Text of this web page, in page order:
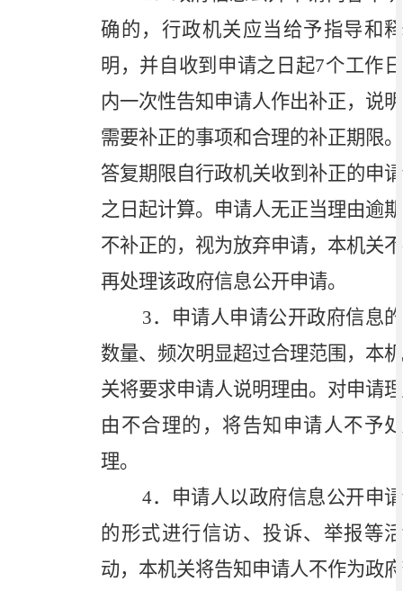
确的，行政机关应当给予指导和释
明，并自收到申请之日起7个工作日
内一次性告知申请人作出补正，说明
需要补正的事项和合理的补正期限。
答复期限自行政机关收到补正的申请
之日起计算。申请人无正当理由逾期
不补正的，视为放弃申请，本机关不
再处理该政府信息公开申请。
3．申请人申请公开政府信息的
数量、频次明显超过合理范围，本机
关将要求申请人说明理由。对申请理
由不合理的，将告知申请人不予处
理。
4．申请人以政府信息公开申请
的形式进行信访、投诉、举报等活
动，本机关将告知申请人不作为政府